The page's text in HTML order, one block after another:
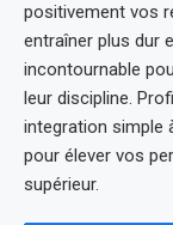
positivement vos
entraîner plus dur
incontournable
leur discipline.
integration simple
pour élever vos
supérieur.